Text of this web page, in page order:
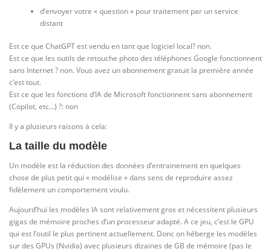
d’envoyer votre « question » pour traitement par un service
distant
Est ce que ChatGPT est vendu en tant que logiciel local? non.
Est ce que les outils de retouche photo des téléphones Google fonctionnent
sans Internet ? non. Vous avez un abonnement gratuit la première année
c’est tout.
Est ce que les fonctions d’IA de Microsoft fonctionnent sans abonnement
(Copilot, etc…) ?: non
Il y a plusieurs raisons à cela:
La taille du modèle
Un modèle est la réduction des données d’entrainement en quelques
chose de plus petit qui « modélise » dans sens de reproduire assez
fidèlement un comportement voulu.
Aujourd’hui les modèles IA sont relativement gros et nécessitent plusieurs
gigas de mémoire proches d’un processeur adapté. A ce jeu, c’est le GPU
qui est l’outil le plus pertinent actuellement. Donc on héberge les modèles
sur des GPUs (Nvidia) avec plusieurs dizaines de GB de mémoire (pas le